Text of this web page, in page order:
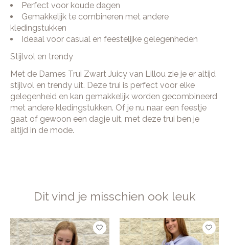
Perfect voor koude dagen
Gemakkelijk te combineren met andere
kledingstukken
Ideaal voor casual en feestelijke gelegenheden
Stijlvol en trendy
Met de Dames Trui Zwart Juicy van Lillou zie je er altijd
stijlvol en trendy uit. Deze trui is perfect voor elke
gelegenheid en kan gemakkelijk worden gecombineerd
met andere kledingstukken. Of je nu naar een feestje
gaat of gewoon een dagje uit, met deze trui ben je
altijd in de mode.
Dit vind je misschien ook leuk
Items van productcarrousel